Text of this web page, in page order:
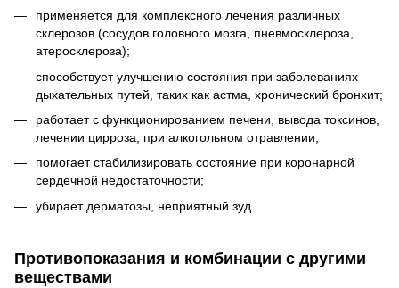
применяется для комплексного лечения различных
склерозов (сосудов головного мозга, пневмосклероза,
атеросклероза);
способствует улучшению состояния при заболеваниях
дыхательных путей, таких как астма, хронический бронхит;
работает с функционированием печени, вывода токсинов,
лечении цирроза, при алкогольном отравлении;
помогает стабилизировать состояние при коронарной
сердечной недостаточности;
убирает дерматозы, неприятный зуд.
Противопоказания и комбинации с другими
веществами